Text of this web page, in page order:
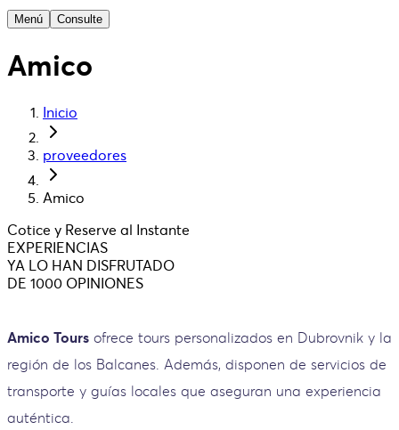
Menú Consulte
Amico
Inicio
proveedores
Amico
Cotice y Reserve al Instante
EXPERIENCIAS
YA LO HAN DISFRUTADO
DE 1000 OPINIONES
Amico Tours ofrece tours personalizados en Dubrovnik y la
región de los Balcanes. Además, disponen de servicios de
transporte y guías locales que aseguran una experiencia
auténtica.